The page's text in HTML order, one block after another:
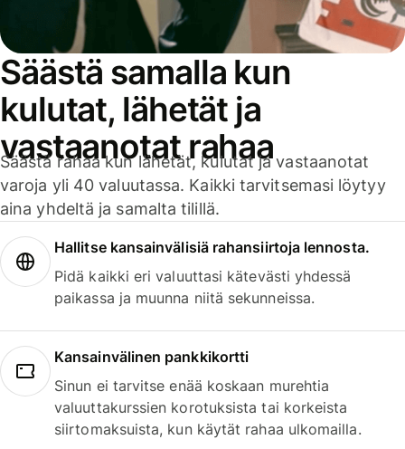
Säästä samalla kun
kulutat, lähetät ja
vastaanotat rahaa
Säästä rahaa kun lähetät, kulutat ja vastaanotat
varoja yli 40 valuutassa. Kaikki tarvitsemasi löytyy
aina yhdeltä ja samalta tilillä.
Hallitse kansainvälisiä rahansiirtoja lennosta.
Pidä kaikki eri valuuttasi kätevästi yhdessä
paikassa ja muunna niitä sekunneissa.
Kansainvälinen pankkikortti
Sinun ei tarvitse enää koskaan murehtia
valuuttakurssien korotuksista tai korkeista
siirtomaksuista, kun käytät rahaa ulkomailla.